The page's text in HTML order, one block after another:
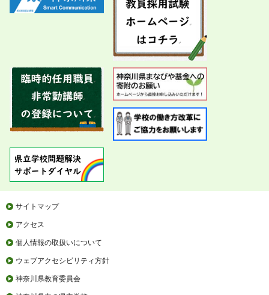
サイトマップ
アクセス
個人情報の取扱いについて
ウェブアクセシビリティ方針
神奈川県教育委員会